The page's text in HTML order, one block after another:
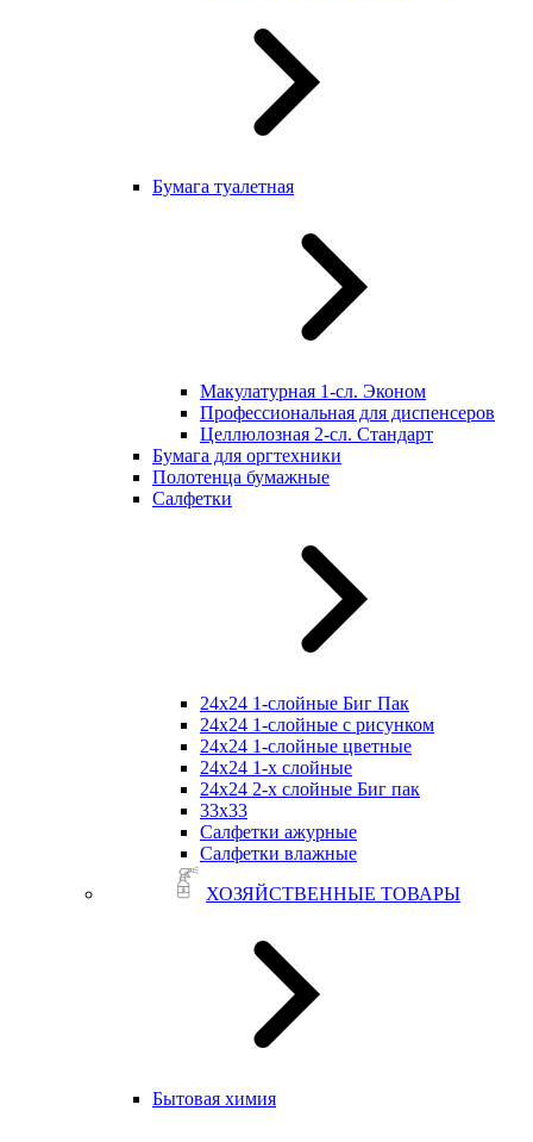
Бумага туалетная
Макулатурная 1-сл. Эконом
Профессиональная для диспенсеров
Целлюлозная 2-сл. Стандарт
Бумага для оргтехники
Полотенца бумажные
Салфетки
24х24 1-слойные Биг Пак
24х24 1-слойные с рисунком
24х24 1-слойные цветные
24х24 1-х слойные
24х24 2-х слойные Биг пак
33х33
Салфетки ажурные
Салфетки влажные
ХОЗЯЙСТВЕННЫЕ ТОВАРЫ
Бытовая химия